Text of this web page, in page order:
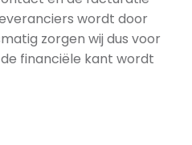
wordt door
zorgen wij dus voor
financiële kant wordt